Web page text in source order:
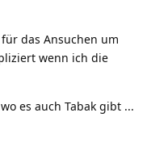
das Ansuchen um
wenn ich die
es auch Tabak gibt ...